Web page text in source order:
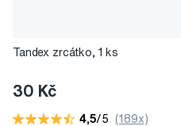
Tandex zrcátko, 1 ks
30 Kč
4,5/5 (189x)